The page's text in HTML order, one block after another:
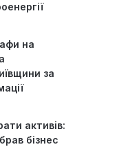
на
за
активів:
бізнес